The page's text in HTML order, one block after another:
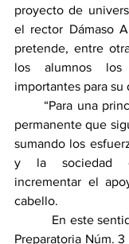
proyecto de
el rector Dámaso
pretende, entre
los alumnos los
importantes para su
“Para una
permanente que
sumando los
y la sociedad
incrementar el
cabello.
En este
Preparatoria Núm.